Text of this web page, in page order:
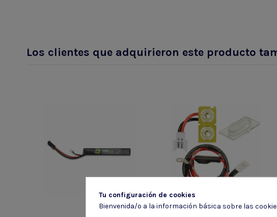
Los clientes que adquirieron este producto
Tu configuración de cookies
Bienvenida/o a la información básica sobre las